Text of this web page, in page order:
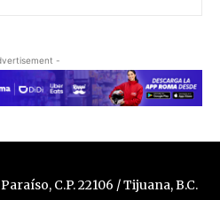
-
C.P. 22106 / Tijuana, B.C.